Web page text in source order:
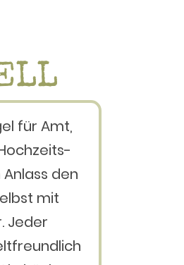
für Amt,
den
mit
Jeder